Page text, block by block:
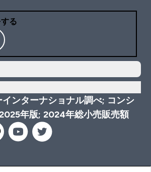
る
ンターナショナル調べ; コンシ
年版; 2024年総小売販売額